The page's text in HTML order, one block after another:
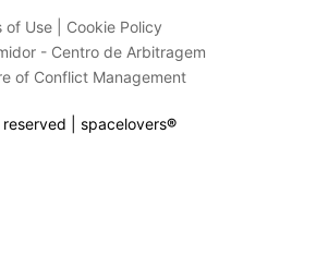
Use | Cookie Policy
- Centro de Arbitragem
of Conflict Management
| spacelovers®